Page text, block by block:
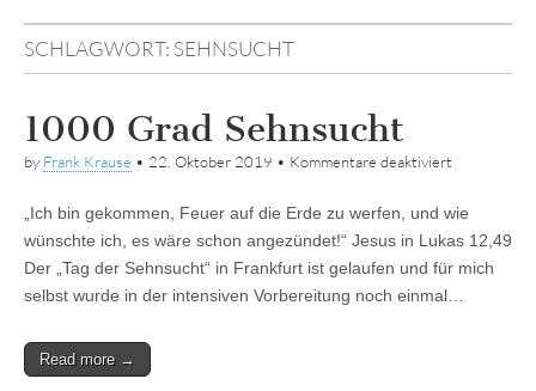
Tagebuch
SCHLAGWORT: SEHNSUCHT
1000 Grad Sehnsucht
by Frank Krause • 22. Oktober 2019 • Kommentare deaktiviert
Sehnsucht
„Ich bin gekommen, Feuer auf die Erde zu werfen, und wie
wünschte ich, es wäre schon angezündet!“ Jesus in Lukas 12,49
Der „Tag der Sehnsucht“ in Frankfurt ist gelaufen und für mich
selbst wurde in der intensiven Vorbereitung noch einmal…
Read more →